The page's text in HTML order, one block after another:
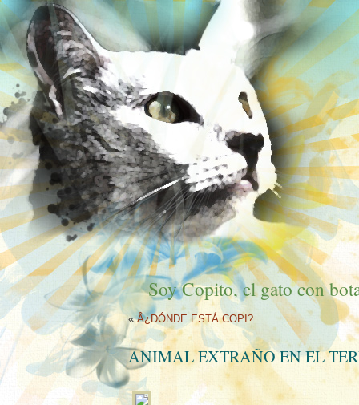
Soy Copito, el gato con
«Â¿DÓNDE ESTÁ COPI?
ANIMAL EXTRAÑO EN EL